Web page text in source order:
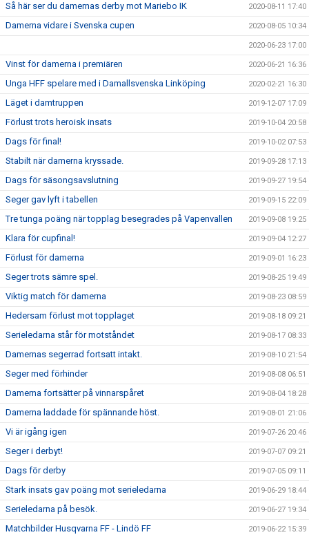
Så här ser du damernas derby mot Mariebo IK 2020-08-11 17:40
Damerna vidare i Svenska cupen 2020-08-05 10:34
2020-06-23 17:00
Vinst för damerna i premiären 2020-06-21 16:36
Unga HFF spelare med i Damallsvenska Linköping 2020-02-21 16:30
Läget i damtruppen 2019-12-07 17:09
Förlust trots heroisk insats 2019-10-04 20:58
Dags för final! 2019-10-02 07:53
Stabilt när damerna kryssade. 2019-09-28 17:13
Dags för säsongsavslutning 2019-09-27 19:54
Seger gav lyft i tabellen 2019-09-15 22:09
Tre tunga poäng när topplag besegrades på Vapenvallen 2019-09-08 19:25
Klara för cupfinal! 2019-09-04 12:27
Förlust för damerna 2019-09-01 16:23
Seger trots sämre spel. 2019-08-25 19:49
Viktig match för damerna 2019-08-23 08:59
Hedersam förlust mot topplaget 2019-08-18 09:21
Serieledarna står för motståndet 2019-08-17 08:33
Damernas segerrad fortsatt intakt. 2019-08-10 21:54
Seger med förhinder 2019-08-08 06:51
Damerna fortsätter på vinnarspåret 2019-08-04 18:28
Damerna laddade för spännande höst. 2019-08-01 21:06
Vi är igång igen 2019-07-26 20:46
Seger i derbyt! 2019-07-07 09:21
Dags för derby 2019-07-05 09:11
Stark insats gav poäng mot serieledarna 2019-06-29 18:44
Serieledarna på besök. 2019-06-27 19:34
Matchbilder Husqvarna FF - Lindö FF 2019-06-22 15:39